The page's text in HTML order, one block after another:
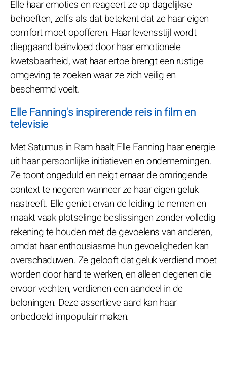
Elle haar emoties en reageert ze op dagelijkse
behoeften, zelfs als dat betekent dat ze haar eigen
comfort moet opofferen. Haar levensstijl wordt
diepgaand beïnvloed door haar emotionele
kwetsbaarheid, wat haar ertoe brengt een rustige
omgeving te zoeken waar ze zich veilig en
beschermd voelt.
Elle Fanning's inspirerende reis in film en
televisie
Met Saturnus in Ram haalt Elle Fanning haar energie
uit haar persoonlijke initiatieven en ondernemingen.
Ze toont ongeduld en neigt ernaar de omringende
context te negeren wanneer ze haar eigen geluk
nastreeft. Elle geniet ervan de leiding te nemen en
maakt vaak plotselinge beslissingen zonder volledig
rekening te houden met de gevoelens van anderen,
omdat haar enthousiasme hun gevoeligheden kan
overschaduwen. Ze gelooft dat geluk verdiend moet
worden door hard te werken, en alleen degenen die
ervoor vechten, verdienen een aandeel in de
beloningen. Deze assertieve aard kan haar
onbedoeld impopulair maken.